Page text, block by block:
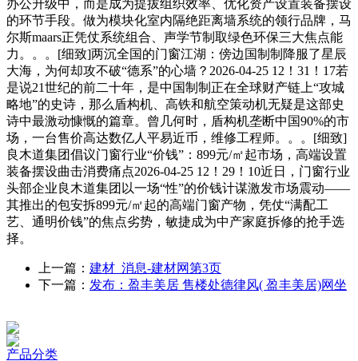
办公升级中，而是成为提拔组织效率、优化资产设置装备摆设
的环节手段。做为模块化室内隔绝距离墙系统的领行品牌，马
尔斯maars正凭仗系统组合、声学节制取绿色环保三大焦点能
力。。。[细致]两沉全国的门窗江湖：傍边国制制降服了星辰
大海，为何却攻不破“德系”的心墙？2026-04-25 12！31！17若
是说21世纪的前二十年，是中国制制正在全球财产链上“攻城
略地”的史诗，那么盾构机、高铁和航空策动机无疑是这部史
诗中最激动慷慨的篇章。曾几何时，盾构机垄断中国90%的市
场，一台售价高达数亿人平易近币，维修工程师。。。[细致]
良木道集团倡议门窗行业“价钱”：899元/㎡起市场，高端设置
装备摆设曲击消费痛点2026-04-25 12！29！10近日，门窗行业
头部企业良木道集团以一场“性”的价钱计谋激发市场震动——
其推出的包安拆899元/㎡起的高端门窗产物，凭仗“满配工
艺、通明价钱”的焦点劣势，敏捷成为中产家庭拆修的抢手选
择。
上一篇： 建材_消息-建材网第3页
下一篇： 发布：盈丰美居 售楼处德律风( 盈丰美居)网坐
产品分类